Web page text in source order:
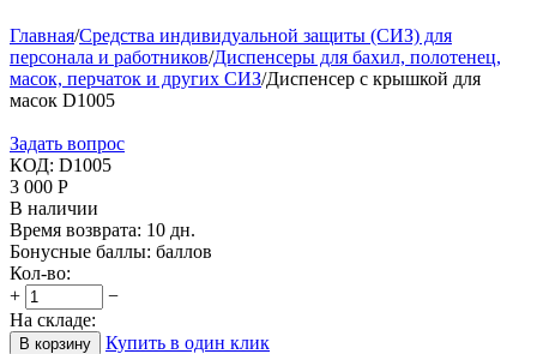
Главная/Средства индивидуальной защиты (СИЗ) для
персонала и работников/Диспенсеры для бахил, полотенец,
масок, перчаток и других СИЗ/Диспенсер с крышкой для
масок D1005
Задать вопрос
КОД: D1005
3 000 Р
В наличии
Время возврата: 10 дн.
Бонусные баллы: баллов
Кол-во:
+
−
На складе:
В корзину
Купить в один клик